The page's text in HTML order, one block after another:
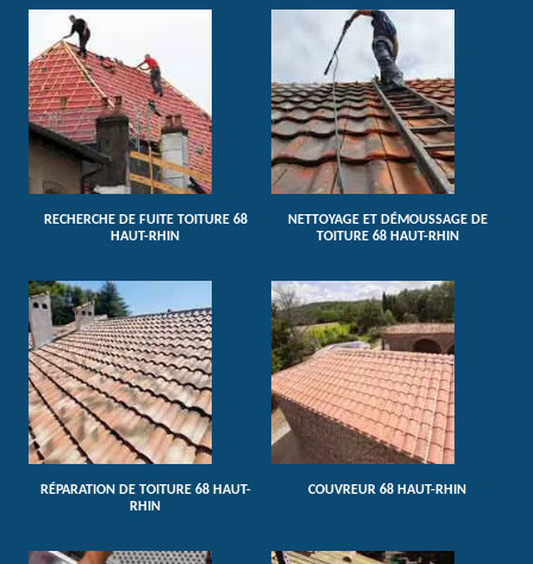
RECHERCHE DE FUITE TOITURE 68
HAUT-RHIN
NETTOYAGE ET DÉMOUSSAGE DE
TOITURE 68 HAUT-RHIN
RÉPARATION DE TOITURE 68 HAUT-
RHIN
COUVREUR 68 HAUT-RHIN